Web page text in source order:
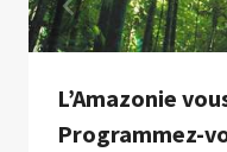
L’Amazonie
Programmez-